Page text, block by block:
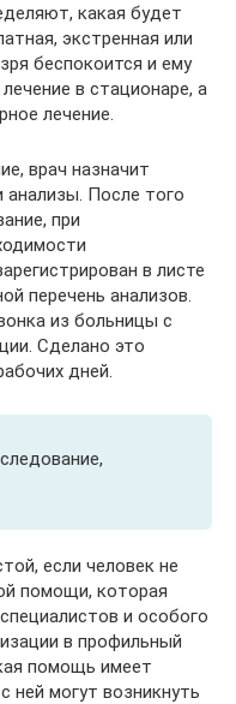
какая будет
экстренная или
беспокоится и ему
в стационаре, а
лечение.
врач назначит
анализы. После того
при
в листе
перечень анализов.
из больницы с
Сделано это
дней.
если человек не
помощи, которая
и особого
в профильный
помощь имеет
ней могут возникнуть